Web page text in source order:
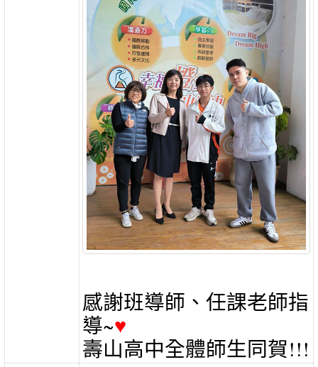
感謝班導師、任課老師指
導~♥
壽山高中全體師生同賀!!!